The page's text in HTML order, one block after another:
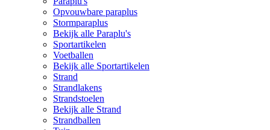
Opvouwbare paraplus
Stormparaplus
Bekijk alle Paraplu's
Sportartikelen
Voetballen
Bekijk alle Sportartikelen
Strand
Strandlakens
Strandstoelen
Bekijk alle Strand
Strandballen